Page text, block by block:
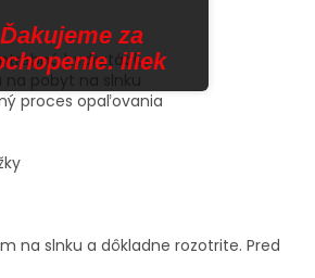
hydratáciu
pobyt na slnku
proces opaľovania
na slnku a dôkladne rozotrite. Pred
Ďakujeme za
iliek